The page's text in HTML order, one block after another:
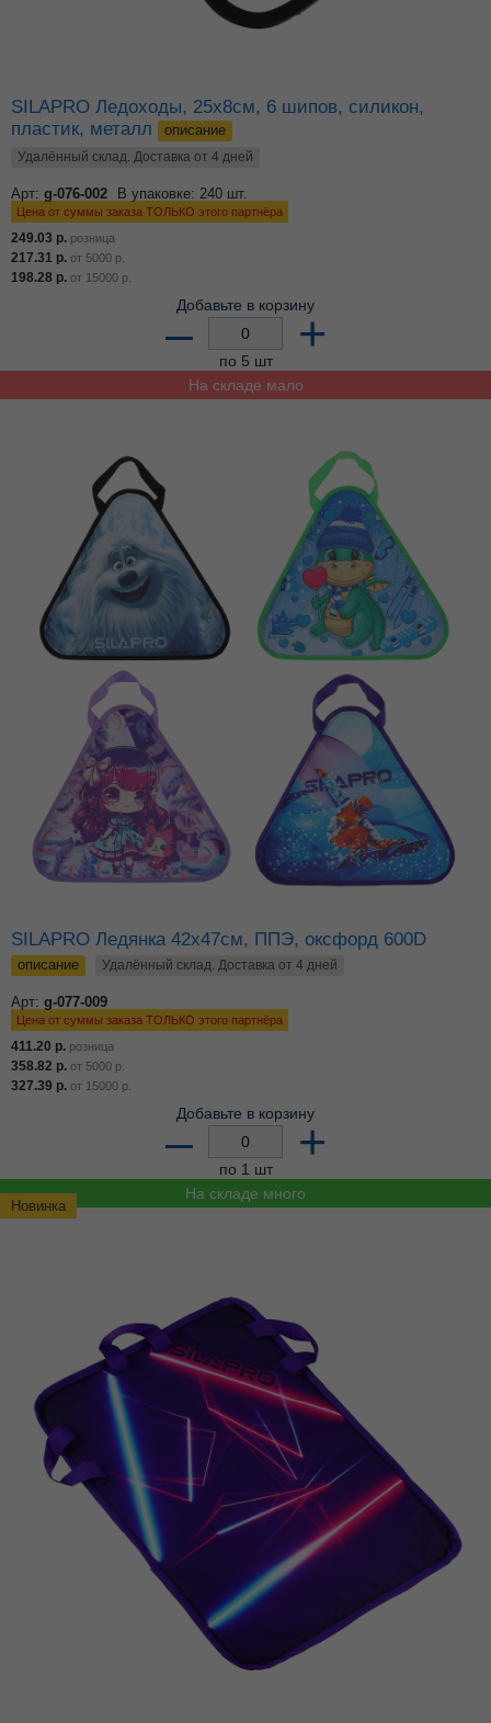
SILAPRO Ледоходы, 25х8см, 6 шипов, силикон,
пластик, металл
описание
Удалённый склад. Доставка от 4 дней
Арт: g-076-002 В упаковке: 240 шт.
Цена от суммы заказа ТОЛЬКО этого партнёра
249.03 р. розница
217.31 р. от 5000 р.
198.28 р. от 15000 р.
Добавьте в корзину
– +
по 5 шт
На складе мало
Новинка
SILAPRO Ледянка 42х47см, ППЭ, оксфорд 600D
описание Удалённый склад. Доставка от 4 дней
Арт: g-077-009
Цена от суммы заказа ТОЛЬКО этого партнёра
411.20 р. розница
358.82 р. от 5000 р.
327.39 р. от 15000 р.
Добавьте в корзину
– +
по 1 шт
На складе много